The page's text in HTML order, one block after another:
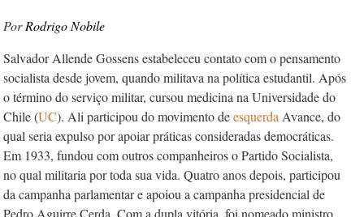
Rodrigo Nobile
Salvador Allende Gossens estabeleceu contato com o pensamento
socialista desde jovem, quando militava na política estudantil. Após
o término do serviço militar, cursou medicina na Universidade do
Chile (UC). Ali participou do movimento deesquerda Avance, do
qual seria expulso por apoiar práticas consideradas democráticas.
Em 1933, fundou com outros companheiros o Partido Socialista,
no qual militaria por toda sua vida. Quatro anos depois, participou
da campanha parlamentar e apoiou a campanha presidencial de
Pedro Aguirre Cerda. Com a dupla vitória, foi nomeado ministro